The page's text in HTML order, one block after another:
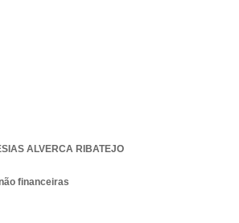
ALVERCA RIBATEJO
financeiras